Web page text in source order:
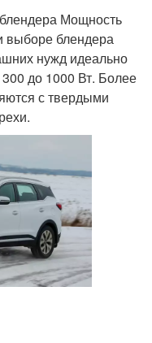
Мощность
выборе блендера
нужд идеально
до 1000 Вт. Более
с твердыми